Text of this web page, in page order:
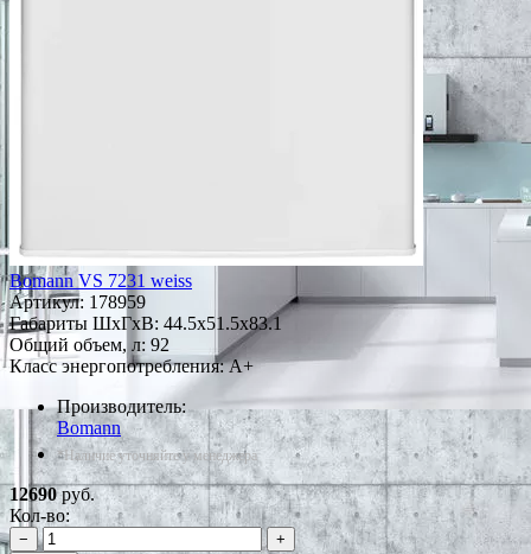
Bomann VS 7231 weiss
Артикул: 178959
Габариты ШxГxВ: 44.5x51.5x83.1
Общий объем, л: 92
Класс энергопотребления: A+
Производитель:
Bomann
*Наличие уточняйте у менеджера
12690руб.
Кол-во:
−
+